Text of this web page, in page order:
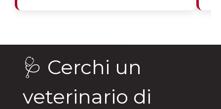
🩺 Cerchi un
veterinario di